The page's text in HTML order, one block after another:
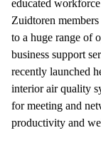
educated
Zuidtoren
to a huge range of
business support
recently launched
interior air quality
for meeting and
productivity and